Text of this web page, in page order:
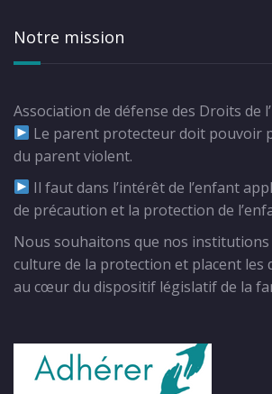
Notre mission
Association de défense des Droits de
Le parent protecteur doit pouvoir
du parent violent.
Il faut dans l’intérêt de l’enfant
de précaution et la protection de
Nous souhaitons que nos
culture de la protection et placent les
au cœur du dispositif législatif de la